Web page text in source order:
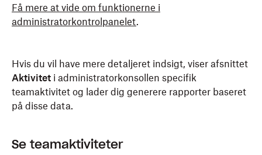
Få mere at vide om funktionerne i
administratorkontrolpanelet.
Hvis du vil have mere detaljeret indsigt, viser afsnittet
Aktivitet i administratorkonsollen specifik
teamaktivitet og lader dig generere rapporter baseret
på disse data.
Se teamaktiviteter